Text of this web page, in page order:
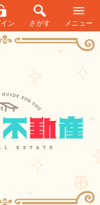
ン さがす メニュー